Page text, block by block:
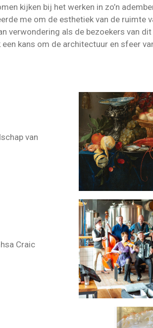
kijken bij het werken in zo’n
me om de esthetiek van de ruimte
verwondering als de bezoekers van
kans om de architectuur en sfeer
van
Craic